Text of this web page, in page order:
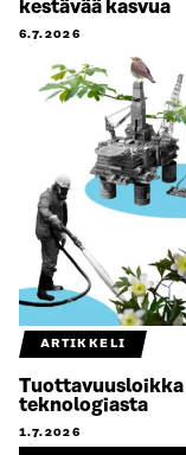
kestävää kasvua
6.7.2026
ARTIKKELI
Tuottavuusloikka
teknologiasta
1.7.2026